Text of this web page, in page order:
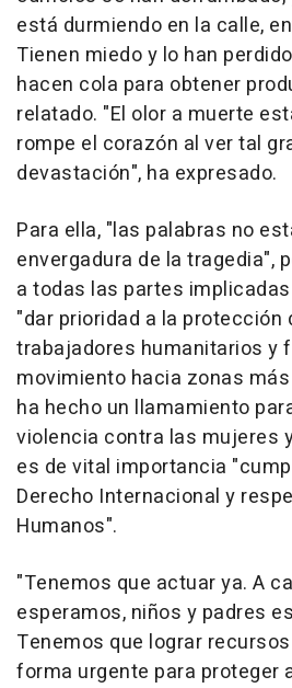
está durmiendo en la calle,
Tienen miedo y lo han
hacen cola para obtener
relatado. "El olor a muerte
rompe el corazón al ver tal
devastación", ha expresado.
Para ella, "las palabras no
envergadura de la tragedia",
a todas las partes
"dar prioridad a la protección
trabajadores humanitarios y
movimiento hacia zonas
ha hecho un llamamiento
violencia contra las mujeres
es de vital importancia
Derecho Internacional y
Humanos".
"Tenemos que actuar ya. A
esperamos, niños y padres
Tenemos que lograr
forma urgente para proteger